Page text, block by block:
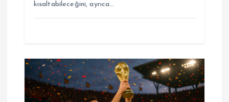
kısaltabileceğini, ayrıca…